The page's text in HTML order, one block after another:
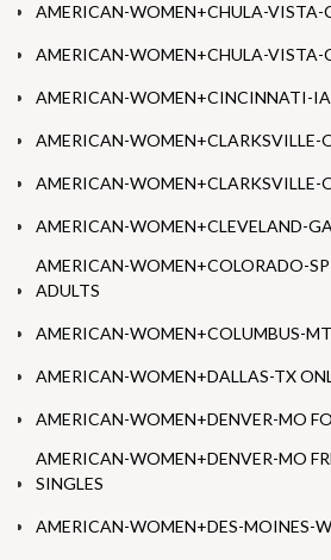
AMERICAN-WOMEN+CHULA-VISTA-
AMERICAN-WOMEN+CHULA-VISTA-
AMERICAN-WOMEN+CINCINNATI-
AMERICAN-WOMEN+CLARKSVILLE-
AMERICAN-WOMEN+CLARKSVILLE-
AMERICAN-WOMEN+CLEVELAND-
AMERICAN-WOMEN+COLORADO-
ADULTS
AMERICAN-WOMEN+COLUMBUS-MT
AMERICAN-WOMEN+DALLAS-TX
AMERICAN-WOMEN+DENVER-MO
AMERICAN-WOMEN+DENVER-MO
SINGLES
AMERICAN-WOMEN+DES-MOINES-